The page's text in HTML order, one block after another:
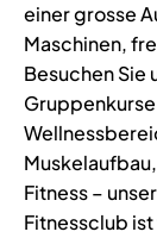
einer grosse
Maschinen,
Besuchen Sie
Fitness –
Fitnessclub